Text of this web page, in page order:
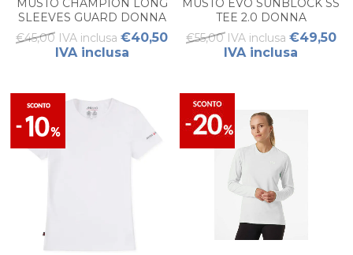
MUSTO CHAMPION LONG
SLEEVES GUARD DONNA
€45,00 IVA inclusa €40,50
IVA inclusa
MUSTO EVO SUNBLOCK SS
TEE 2.0 DONNA
€55,00 IVA inclusa €49,50
IVA inclusa